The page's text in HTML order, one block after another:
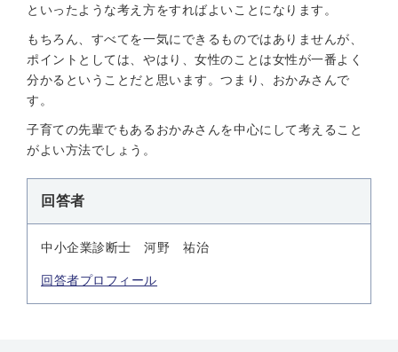
といったような考え方をすればよいことになります。
もちろん、すべてを一気にできるものではありませんが、
ポイントとしては、やはり、女性のことは女性が一番よく
分かるということだと思います。つまり、おかみさんで
す。
子育ての先輩でもあるおかみさんを中心にして考えること
がよい方法でしょう。
回答者
中小企業診断士 河野 祐治
回答者プロフィール